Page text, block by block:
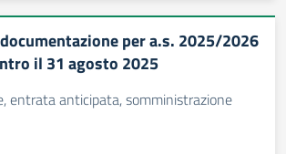
per a.s. 2025/2026
il 31 agosto 2025
entrata anticipata, somministrazione